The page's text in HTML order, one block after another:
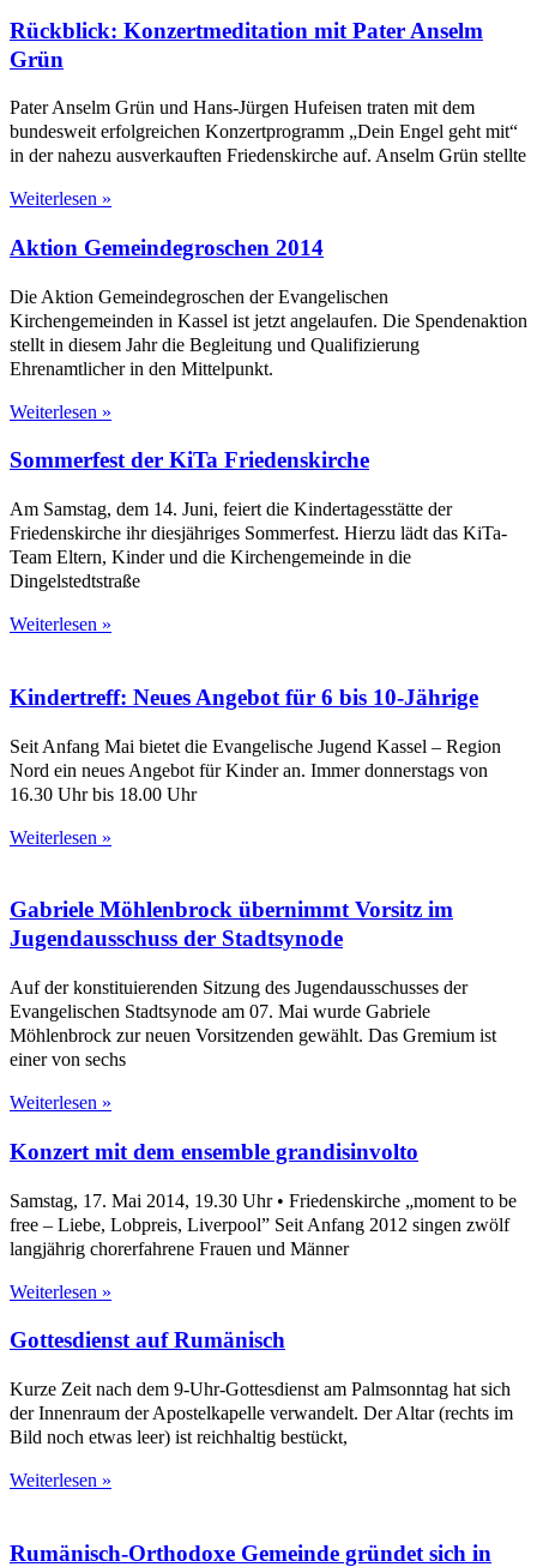
Rückblick: Konzertmeditation mit Pater Anselm
Grün
Pater Anselm Grün und Hans-Jürgen Hufeisen traten mit dem
bundesweit erfolgreichen Konzertprogramm „Dein Engel geht mit“
in der nahezu ausverkauften Friedenskirche auf. Anselm Grün stellte
Weiterlesen »
Aktion Gemeindegroschen 2014
Die Aktion Gemeindegroschen der Evangelischen
Kirchengemeinden in Kassel ist jetzt angelaufen. Die Spendenaktion
stellt in diesem Jahr die Begleitung und Qualifizierung
Ehrenamtlicher in den Mittelpunkt.
Weiterlesen »
Sommerfest der KiTa Friedenskirche
Am Samstag, dem 14. Juni, feiert die Kindertagesstätte der
Friedenskirche ihr diesjähriges Sommerfest. Hierzu lädt das KiTa-
Team Eltern, Kinder und die Kirchengemeinde in die
Dingelstedtstraße
Weiterlesen »
Kindertreff: Neues Angebot für 6 bis 10-Jährige
Seit Anfang Mai bietet die Evangelische Jugend Kassel – Region
Nord ein neues Angebot für Kinder an. Immer donnerstags von
16.30 Uhr bis 18.00 Uhr
Weiterlesen »
Gabriele Möhlenbrock übernimmt Vorsitz im
Jugendausschuss der Stadtsynode
Auf der konstituierenden Sitzung des Jugendausschusses der
Evangelischen Stadtsynode am 07. Mai wurde Gabriele
Möhlenbrock zur neuen Vorsitzenden gewählt. Das Gremium ist
einer von sechs
Weiterlesen »
Konzert mit dem ensemble grandisinvolto
Samstag, 17. Mai 2014, 19.30 Uhr • Friedenskirche „moment to be
free – Liebe, Lobpreis, Liverpool” Seit Anfang 2012 singen zwölf
langjährig chorerfahrene Frauen und Männer
Weiterlesen »
Gottesdienst auf Rumänisch
Kurze Zeit nach dem 9-Uhr-Gottesdienst am Palmsonntag hat sich
der Innenraum der Apostelkapelle verwandelt. Der Altar (rechts im
Bild noch etwas leer) ist reichhaltig bestückt,
Weiterlesen »
Rumänisch-Orthodoxe Gemeinde gründet sich in